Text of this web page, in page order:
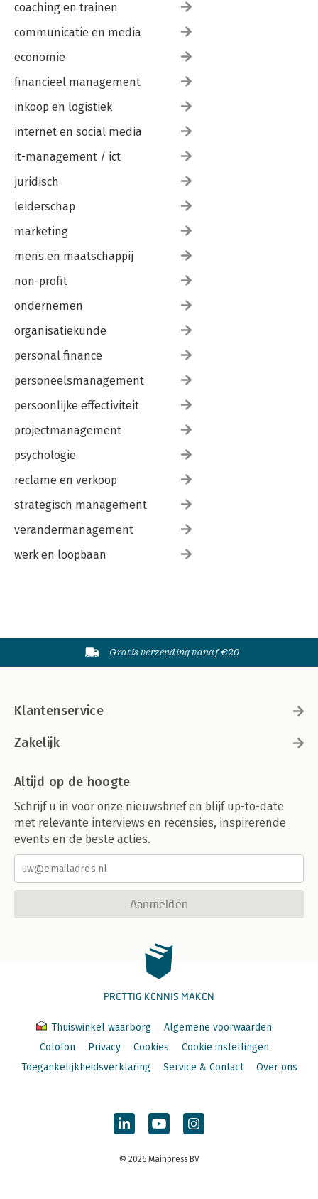
coaching en trainen
communicatie en media
economie
financieel management
inkoop en logistiek
internet en social media
it-management / ict
juridisch
leiderschap
marketing
mens en maatschappij
non-profit
ondernemen
organisatiekunde
personal finance
personeelsmanagement
persoonlijke effectiviteit
projectmanagement
psychologie
reclame en verkoop
strategisch management
verandermanagement
werk en loopbaan
Gratis verzending vanaf €20
Klantenservice
Zakelijk
Altijd op de hoogte
Schrijf u in voor onze nieuwsbrief en blijf up-to-date
met relevante interviews en recensies, inspirerende
events en de beste acties.
Aanmelden
PRETTIG KENNIS MAKEN
Thuiswinkel waarborg
Algemene voorwaarden
Colofon
Privacy Cookies
Cookie instellingen
Toegankelijkheidsverklaring
Service & Contact Over ons
© 2026 Mainpress BV